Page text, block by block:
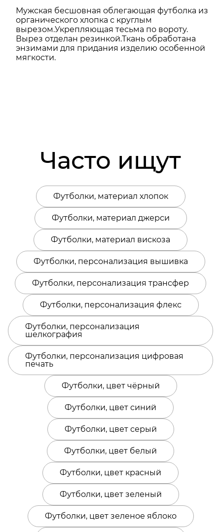
Мужская бесшовная облегающая футболка из
органического хлопка с круглым
вырезом.Укрепляющая тесьма по вороту.
Вырез отделан резинкой.Ткань обработана
энзимами для придания изделию особенной
мягкости.
Часто ищут
Футболки, материал хлопок
Футболки, материал джерси
Футболки, материал вискоза
Футболки, персонализация вышивка
Футболки, персонализация трансфер
Футболки, персонализация флекс
Футболки, персонализация
шелкография
Футболки, персонализация цифровая
печать
Футболки, цвет чёрный
Футболки, цвет синий
Футболки, цвет серый
Футболки, цвет белый
Футболки, цвет красный
Футболки, цвет зеленый
Футболки, цвет зеленое яблоко